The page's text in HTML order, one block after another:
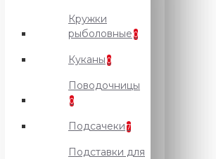
Кружки
рыболовные 0
Куканы 0
Поводочницы
0
Подсачеки 7
Подставки для